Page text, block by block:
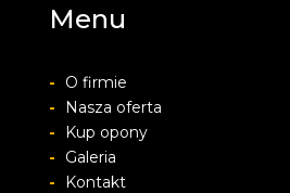
Menu
-
O firmie
-
Nasza oferta
-
Kup opony
-
Galeria
-
Kontakt